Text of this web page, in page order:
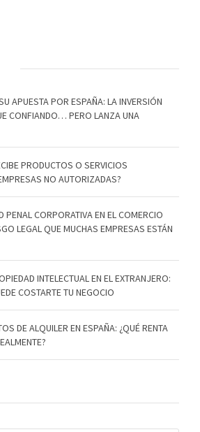
APUESTA POR ESPAÑA: LA INVERSIÓN
CONFIANDO… PERO LANZA UNA
PRODUCTOS O SERVICIOS
NO AUTORIZADAS?
PENAL CORPORATIVA EN EL COMERCIO
LEGAL QUE MUCHAS EMPRESAS ESTÁN
INTELECTUAL EN EL EXTRANJERO:
COSTARTE TU NEGOCIO
DE ALQUILER EN ESPAÑA: ¿QUÉ RENTA